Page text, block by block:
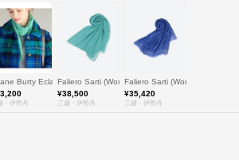
小さいサイズ) /リリアンビューティ エクラ
Burty Eclat (Women/小さいサイズ) /リリアンビューティ エク
・伊勢丹
Faliero Sarti (Women)/ファリエロ サルティ
¥38,500
三越・伊勢丹
Faliero Sarti (Women)/ファリエ
¥35,420
三越・伊勢丹